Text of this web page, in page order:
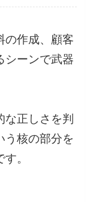
の作成、顧客
シーンで武器
正しさを判
う核の部分を
。